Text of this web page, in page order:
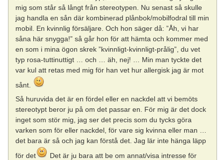
mig som står så långt från stereotypen. Nu senast så skulle
jag handla en sån där kombinerad plånbok/mobilfodral till min
mobil. En kvinnlig försäljare. Och hon säger då: ”Åh, vi har
såna här snygga!” så går hon för att hämta och kommer med
en som i mina ögon skrek ”kvinnligt-kvinnligt-prålig”, du vet
typ rosa-tuttinuttigt … och … äh, nej! … Min man tyckte det
var kul att retas med mig för han vet hur allergisk jag är mot
sånt.
Så huruvida det är en fördel eller en nackdel att vi bemöts
stereotypt beror ju på om det passar en. För mig är det dock
inget som stör mig, jag ser det precis som du tycks göra
varken som för eller nackdel, för vare sig kvinna eller man …
det bara är så och jag kan förstå det. Jag lär inte hänga läpp
för det
Det är ju bara att be om annat/visa intresse för